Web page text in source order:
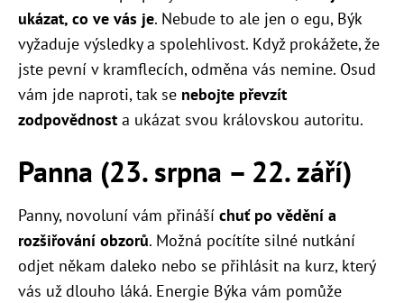
ukázat, co ve vás je. Nebude to ale jen o egu, Býk
vyžaduje výsledky a spolehlivost. Když prokážete, že
jste pevní v kramflecích, odměna vás nemine. Osud
vám jde naproti, tak se nebojte převzít
zodpovědnost a ukázat svou královskou autoritu.
Panna (23. srpna – 22. září)
Panny, novoluní vám přináší chuť po vědění a
rozšiřování obzorů. Možná pocítíte silné nutkání
odjet někam daleko nebo se přihlásit na kurz, který
vás už dlouho láká. Energie Býka vám pomůže